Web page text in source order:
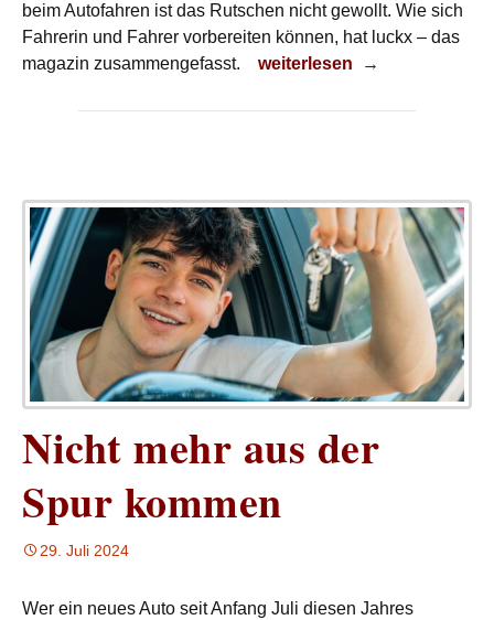
beim Autofahren ist das Rutschen nicht gewollt. Wie sich
Fahrerin und Fahrer vorbereiten können, hat luckx – das
magazin zusammengefasst.
Winter-Wochenende
weiterlesen →
Nicht mehr aus der
Spur kommen
29. Juli 2024
Wer ein neues Auto seit Anfang Juli diesen Jahres